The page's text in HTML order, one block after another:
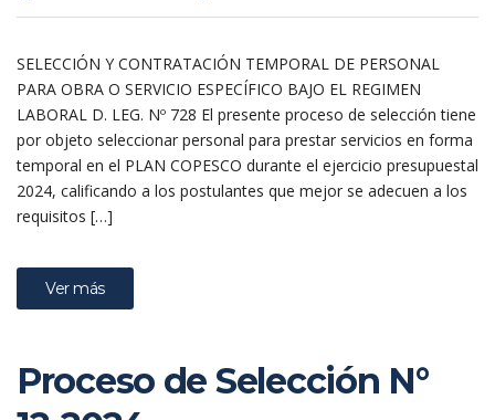
SELECCIÓN Y CONTRATACIÓN TEMPORAL DE PERSONAL
PARA OBRA O SERVICIO ESPECÍFICO BAJO EL REGIMEN
LABORAL D. LEG. Nº 728 El presente proceso de selección tiene
por objeto seleccionar personal para prestar servicios en forma
temporal en el PLAN COPESCO durante el ejercicio presupuestal
2024, calificando a los postulantes que mejor se adecuen a los
requisitos […]
Ver más
Proceso de Selección N°